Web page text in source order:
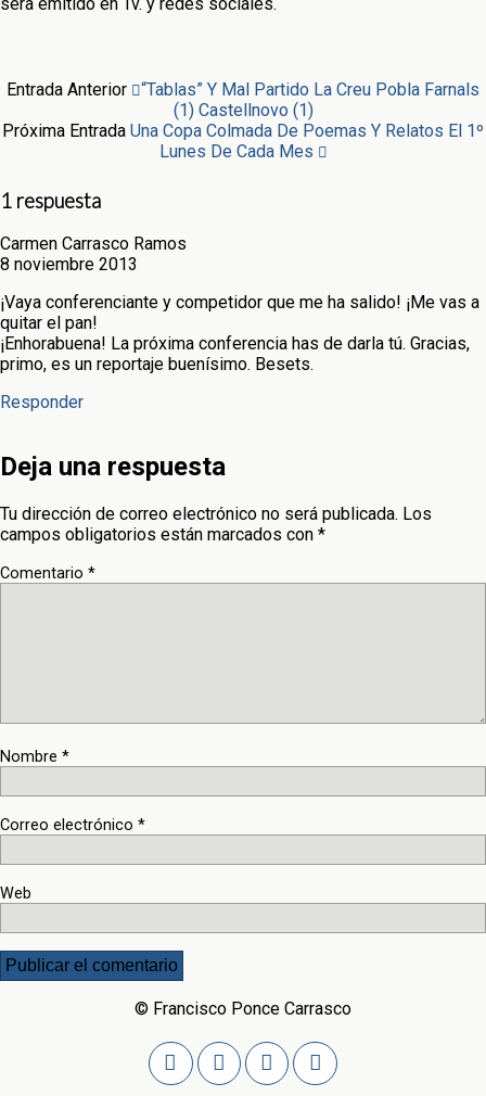
Entrada Anterior
“Tablas” Y Mal Partido La Creu Pobla Farnals
(1) Castellnovo (1)
Próxima Entrada Una Copa Colmada De Poemas Y Relatos El 1º
Lunes De Cada Mes
1 respuesta
Carmen Carrasco Ramos
8 noviembre 2013
¡Vaya conferenciante y competidor que me ha salido! ¡Me vas a
quitar el pan!
¡Enhorabuena! La próxima conferencia has de darla tú. Gracias,
primo, es un reportaje buenísimo. Besets.
Responder
Deja una respuesta
Tu dirección de correo electrónico no será publicada. Los
campos obligatorios están marcados con *
Comentario *
Nombre *
Correo electrónico *
Web
© Francisco Ponce Carrasco